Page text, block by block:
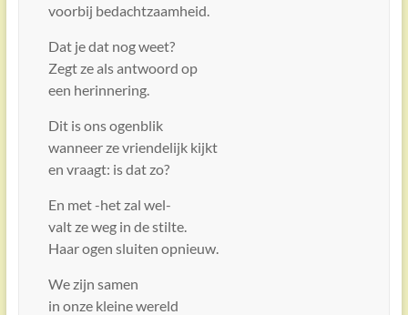
voorbij bedachtzaamheid.
Dat je dat nog weet?
Zegt ze als antwoord op
een herinnering.
Dit is ons ogenblik
wanneer ze vriendelijk kijkt
en vraagt: is dat zo?
En met -het zal wel-
valt ze weg in de stilte.
Haar ogen sluiten opnieuw.
We zijn samen
in onze kleine wereld